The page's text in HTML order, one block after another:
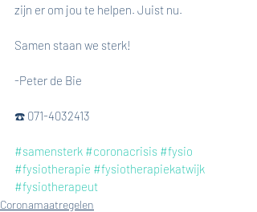
zijn er om jou te helpen. Juist nu.
Samen staan we sterk!
-Peter de Bie
☎️ 071-4032413
#samensterk #coronacrisis #fysio
#fysiotherapie #fysiotherapiekatwijk
#fysiotherapeut
Coronamaatregelen